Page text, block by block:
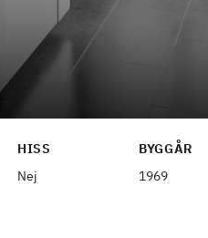
HISS
Nej
BYGGÅR
1969